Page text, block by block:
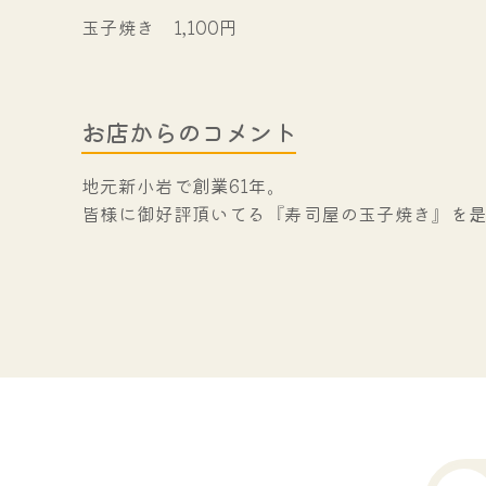
玉子焼き 1,100円
お店からのコメント
地元新小岩で創業61年。
皆様に御好評頂いてる『寿司屋の玉子焼き』を